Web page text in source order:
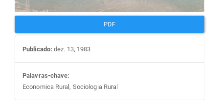
PDF
Publicado: dez. 13, 1983
Palavras-chave:
Economica Rural, Sociologia Rural